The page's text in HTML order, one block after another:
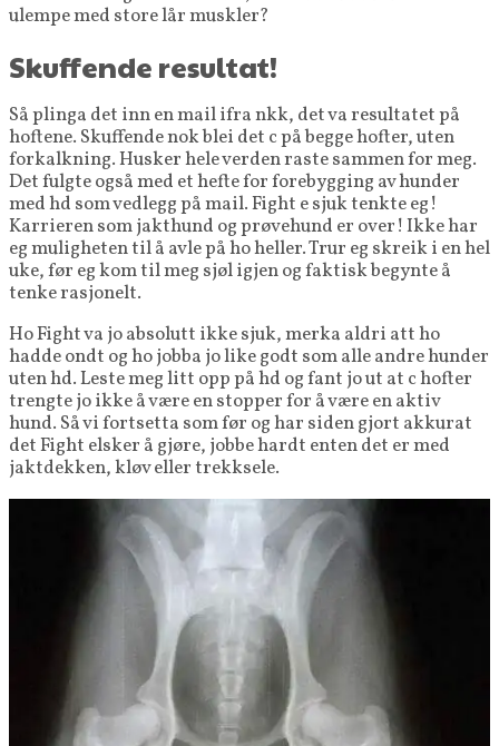
ulempe med store lår muskler?
Skuffende resultat!
Så plinga det inn en mail ifra nkk, det va resultatet på
hoftene. Skuffende nok blei det c på begge hofter, uten
forkalkning. Husker hele verden raste sammen for meg.
Det fulgte også med et hefte for forebygging av hunder
med hd som vedlegg på mail. Fight e sjuk tenkte eg!
Karrieren som jakthund og prøvehund er over! Ikke har
eg muligheten til å avle på ho heller. Trur eg skreik i en hel
uke, før eg kom til meg sjøl igjen og faktisk begynte å
tenke rasjonelt.
Ho Fight va jo absolutt ikke sjuk, merka aldri att ho
hadde ondt og ho jobba jo like godt som alle andre hunder
uten hd. Leste meg litt opp på hd og fant jo ut at c hofter
trengte jo ikke å være en stopper for å være en aktiv
hund. Så vi fortsetta som før og har siden gjort akkurat
det Fight elsker å gjøre, jobbe hardt enten det er med
jaktdekken, kløv eller trekksele.